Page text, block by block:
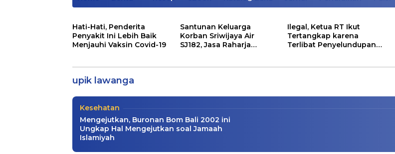
Hati-Hati, Penderita
Penyakit Ini Lebih Baik
Menjauhi Vaksin Covid-19
Santunan Keluarga
Korban Sriwijaya Air
SJ182, Jasa Raharja
Ilegal, Ketua RT Ikut
Tertangkap karena
Terlibat Penyelundupan
upik lawanga
Sekarang Versi Upik
Info Lampung,Nasional
Kesehatan
Mengejutkan, Buronan Bom Bali 2002 ini
Ungkap Hal Mengejutkan soal Jamaah
Islamiyah